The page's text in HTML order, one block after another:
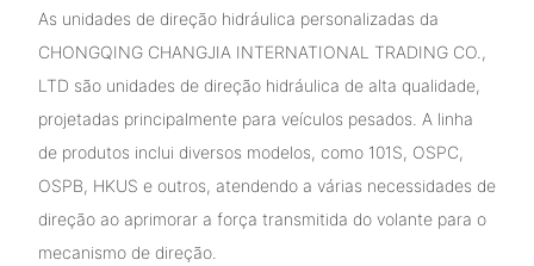
As unidades de direção hidráulica personalizadas da
CHONGQING CHANGJIA INTERNATIONAL TRADING CO.,
LTD são unidades de direção hidráulica de alta qualidade,
projetadas principalmente para veículos pesados. A linha
de produtos inclui diversos modelos, como 101S, OSPC,
OSPB, HKUS e outros, atendendo a várias necessidades de
direção ao aprimorar a força transmitida do volante para o
mecanismo de direção.